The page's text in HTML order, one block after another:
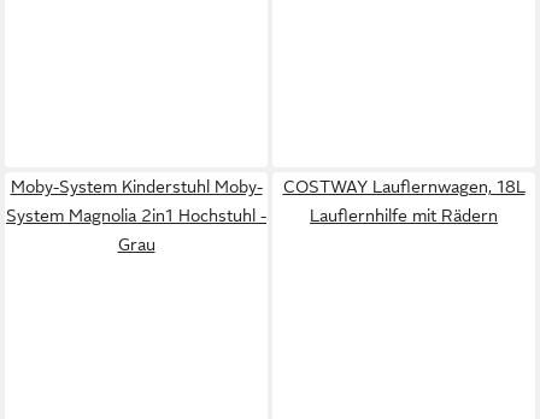
Moby-System Kinderstuhl Moby-
System Magnolia 2in1 Hochstuhl -
Grau
COSTWAY Lauflernwagen, 18L
Lauflernhilfe mit Rädern